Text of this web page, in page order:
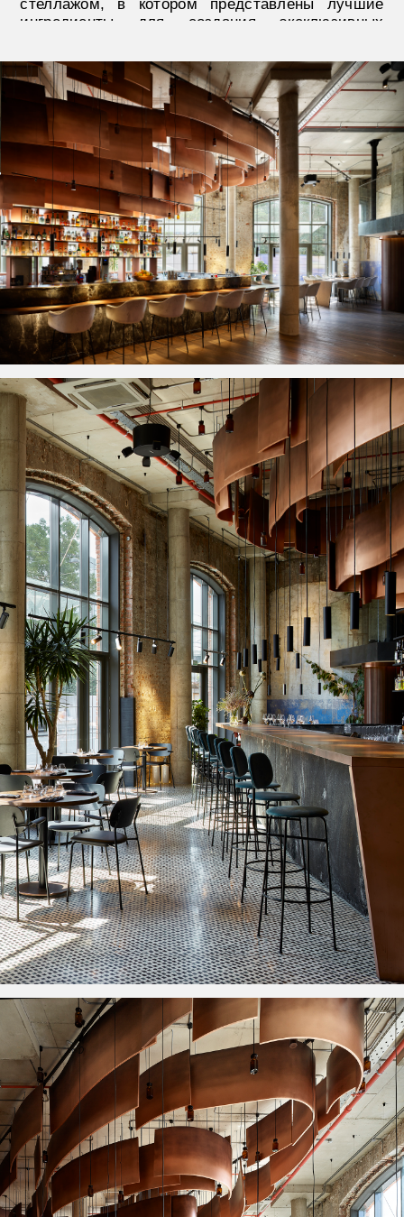
Около бара, вдоль огромных окон, выходящих на
Малый проспект, залитый утренним солнцем,
расположена зона для завтраков. Под
антресолью расположились уединенные уютные
зоны с диванами. Бетонные стены кабинок
завешаны портьерами из металлической сетки,
пропускающей мягкий свет подсветки стен. Зона
шеф-тейбла с двумя массивными столами,
находящаяся слева от открытой кухни,
отгорожена зелеными посадками — оливами и
кустарниками, — для которых было специально
разработано единое кашпо из бетона и металла.